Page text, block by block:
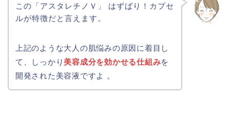
この「アスタレチノＶ」 はずばり！カプセ
ルが特徴だと言えます。
上記のような大人の肌悩みの原因に着目し
て、しっかり美容成分を効かせる仕組みを
開発された美容液ですよ 。